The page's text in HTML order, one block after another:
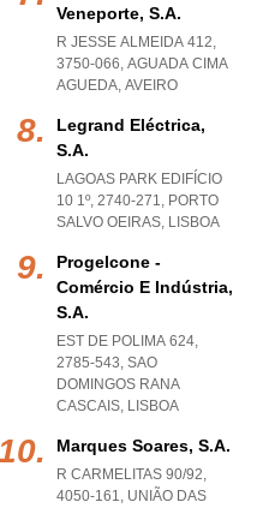
Veneporte, S.a.
R JESSE ALMEIDA 412,
3750-066, AGUADA CIMA
AGUEDA, AVEIRO
Legrand Eléctrica,
S.a.
LAGOAS PARK EDIFÍCIO
10 1º, 2740-271, PORTO
SALVO OEIRAS, LISBOA
Progelcone -
Comércio E Indústria,
S.a.
EST DE POLIMA 624,
2785-543, SAO
DOMINGOS RANA
CASCAIS, LISBOA
Marques Soares, S.a.
R CARMELITAS 90/92,
4050-161, UNIÃO DAS